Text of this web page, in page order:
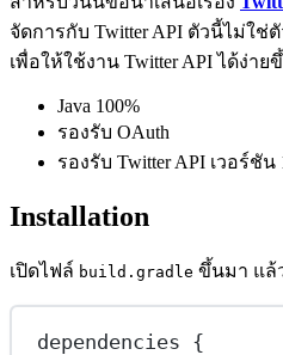
จัดการกับ Twitter API ตัวนี้ไม่ใช่
เพื่อให้ใช้งาน Twitter API ได้ง่า
Java 100%
รองรับ OAuth
รองรับ Twitter API เวอร์ชัน
Installation
เปิดไฟล์ build.gradle ขึ้นมา แล้ว
dependencies {